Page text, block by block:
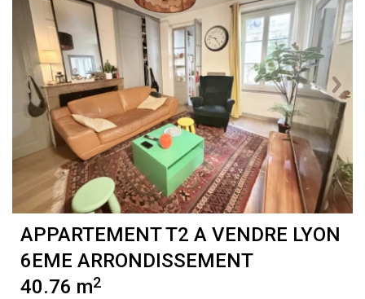
APPARTEMENT T2 A VENDRE LYON
6EME ARRONDISSEMENT
40.76 m2